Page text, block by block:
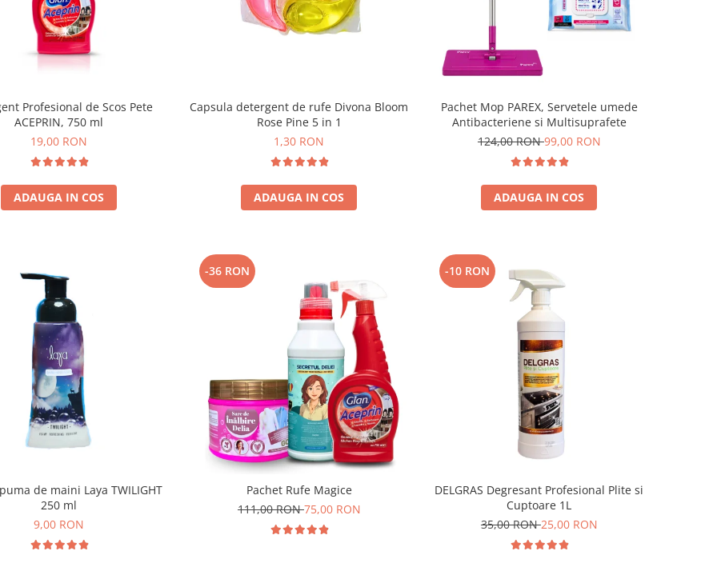
Profesional de Scos Pete
ACEPRIN, 750 ml
19,00 RON
ADAUGA IN COS
Capsula detergent de rufe Divona Bloom
Rose Pine 5 in 1
1,30 RON
ADAUGA IN COS
Pachet Mop PAREX, Servetele umede
Antibacteriene si Multisuprafete
124,00 RON99,00 RON
ADAUGA IN COS
de maini Laya TWILIGHT
250 ml
9,00 RON
-36 RON
Pachet Rufe Magice
111,00 RON75,00 RON
-10 RON
DELGRAS Degresant Profesional Plite si
Cuptoare 1L
35,00 RON25,00 RON